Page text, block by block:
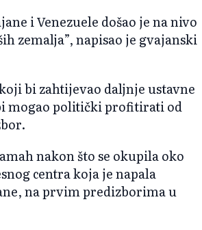
i Venezuele došao je na nivo
zemalja”, napisao je gvajanski
bi zahtijevao daljnje ustavne
mogao politički profitirati od
nakon što se okupila oko
centra koja je napala
na prvim predizborima u